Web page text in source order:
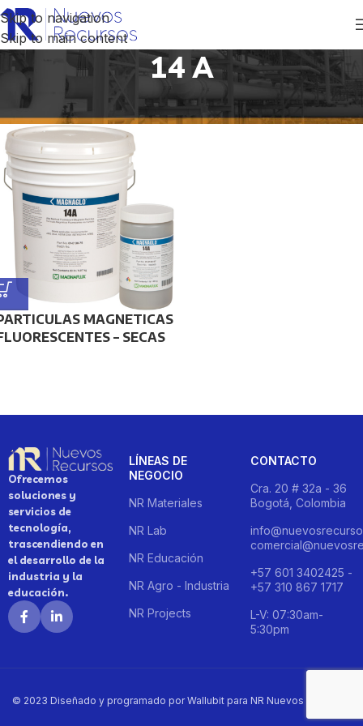
Skip to navigation
Skip to main content
14 A
Inicio Productos etiquetados “14 A”
MAGNETICAS
– SECAS
Ofrecemos
soluciones y
servicios de
tecnología,
trascendiendo en
el desarrollo de la
industria y la
educación.
LÍNEAS DE
NEGOCIO
NR Materiales
NR Lab
NR Educación
NR Agro - Industria
NR Projects
CONTACTO
Cra. 20 # 32a - 36
Bogotá, Colombia
+57 601 3402425 -
+57 310 867 1717
L-V: 07:30am-
5:30pm
© 2023 Diseñado y programado por Wallubit para NR Nuevos Recursos